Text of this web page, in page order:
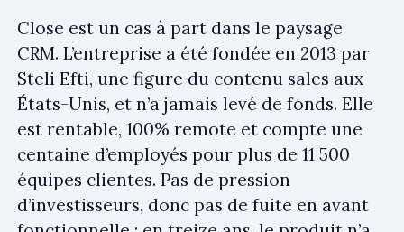
Close est un cas à part dans le paysage
CRM. L’entreprise a été fondée en 2013 par
Steli Efti, une figure du contenu sales aux
États-Unis, et n’a jamais levé de fonds. Elle
est rentable, 100% remote et compte une
centaine d’employés pour plus de 11 500
équipes clientes. Pas de pression
d’investisseurs, donc pas de fuite en avant